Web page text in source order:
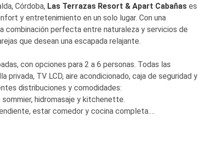
Córdoba, Las Terrazas Resort & Apart Cabañas es
y entretenimiento en un solo lugar. Con una
combinación perfecta entre naturaleza y servicios de
que desean una escapada relajante.
con opciones para 2 a 6 personas. Todas las
privada, TV LCD, aire acondicionado, caja de seguridad y
distribuciones y comodidades:
hidromasaje y kitchenette.
estar comedor y cocina completa.